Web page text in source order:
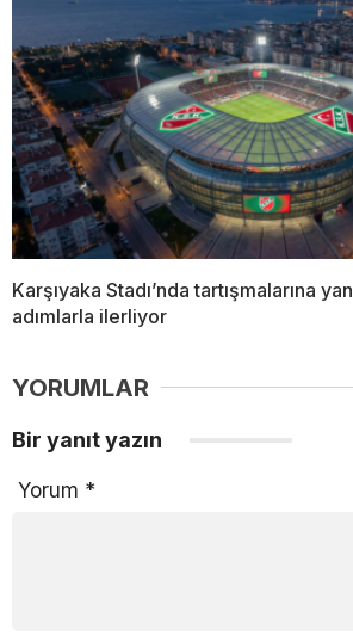
Karşıyaka Stadı’nda tartışmalarına
adımlarla ilerliyor
YORUMLAR
Bir yanıt yazın
Yorum *